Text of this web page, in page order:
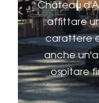
Château
affittare
carattere
anche
ospitare